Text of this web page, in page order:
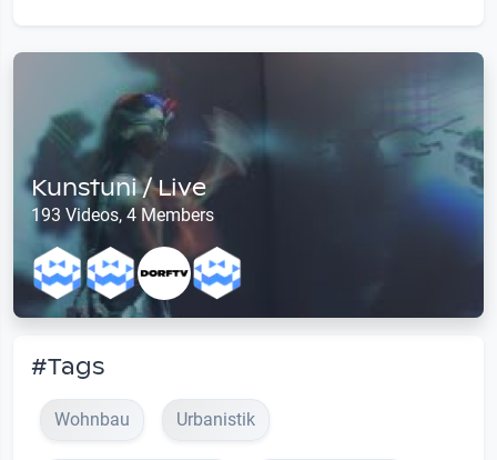
Kunstuni / Live
193 Videos, 4 Members
#Tags
Wohnbau Urbanistik